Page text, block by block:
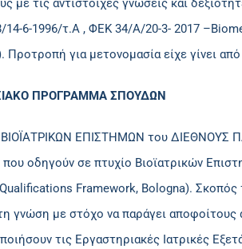
με τις αντίστοιχες γνώσεις και
14-6-1996/τ.Α , ΦΕΚ 34/Α/20-3- 2017
Προτροπή για μετονομασία είχε γίνει
ΠΡΟΓΡΑΜΜΑ ΣΠΟΥΔΩΝ
ΕΠΙΣΤΗΜΩΝ του ΔΙΕΘΝΟΥΣ
οδηγούν σε πτυχίο Βιοϊατρικών
Framework, Bologna).
γνώση με στόχο να παράγει
τις Εργαστηριακές Ιατρικές